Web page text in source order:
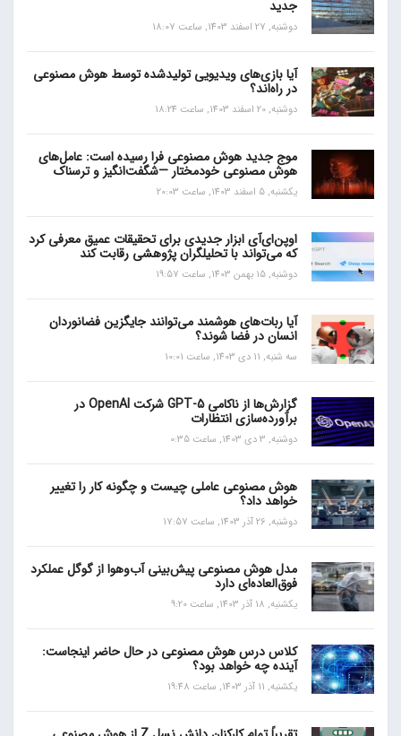
جدید
دوشنبه, 27 اسفند 1403, ساعت 18:07
آیا بازی‌های ویدیویی تولیدشده توسط هوش مصنوعی
در راه‌اند؟
دوشنبه, 20 اسفند 1403, ساعت 18:24
موج جدید هوش مصنوعی فرا رسیده است: عامل‌های
هوش مصنوعی خودمختار —شگفت‌انگیز و ترسناک
یکشنبه, 5 اسفند 1403, ساعت 20:03
اوپن‌ای‌آی ابزار جدیدی برای تحقیقات عمیق معرفی کرد
که می‌تواند با تحلیلگران پژوهشی رقابت کند
دوشنبه, 15 بهمن 1403, ساعت 19:57
آیا ربات‌های هوشمند می‌توانند جایگزین فضانوردان
انسان در فضا شوند؟
سه شنبه, 11 دی 1403, ساعت 10:01
گزارش‌ها از ناکامی GPT-5 شرکت OpenAI در
برآورده‌سازی انتظارات
دوشنبه, 3 دی 1403, ساعت 0:35
هوش مصنوعی عاملی چیست و چگونه کار را تغییر
خواهد داد؟
دوشنبه, 26 آذر 1403, ساعت 17:57
مدل هوش مصنوعی پیش‌بینی آب‌و‌هوا از گوگل عملکرد
فوق‌العاده‌ای دارد
یکشنبه, 18 آذر 1403, ساعت 9:20
کلاس درس هوش مصنوعی در حال حاضر اینجاست:
آینده چه خواهد بود؟
یکشنبه, 11 آذر 1403, ساعت 19:48